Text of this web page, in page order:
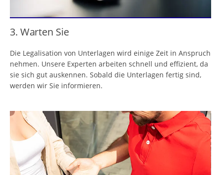
3. Warten Sie
Die Legalisation von Unterlagen wird einige Zeit in Anspruch
nehmen. Unsere Experten arbeiten schnell und effizient, da
sie sich gut auskennen. Sobald die Unterlagen fertig sind,
werden wir Sie informieren.